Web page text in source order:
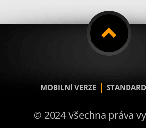
MOBILNÍ VERZE |
© 2024 Všechna práva